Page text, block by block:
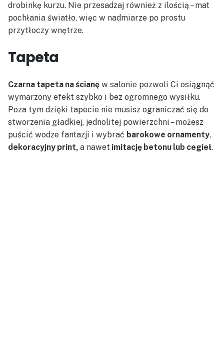
drobinkę kurzu. Nie przesadzaj również z ilością – mat
pochłania światło, więc w nadmiarze po prostu
przytłoczy wnętrze.
Tapeta
Czarna tapeta na ścianę w salonie pozwoli Ci osiągnąć
wymarzony efekt szybko i bez ogromnego wysiłku.
Poza tym dzięki tapecie nie musisz ograniczać się do
stworzenia gładkiej, jednolitej powierzchni – możesz
puścić wodze fantazji i wybrać barokowe ornamenty,
dekoracyjny print, a nawet imitację betonu lub cegieł.